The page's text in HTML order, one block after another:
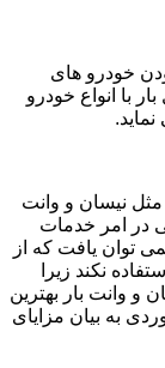
خودرو های
با انواع خودرو
مثل نیسان و وانت
در امر خدمات
توان یافت که از
نکند زیرا
و وانت بار بهترین
به بیان مزایای